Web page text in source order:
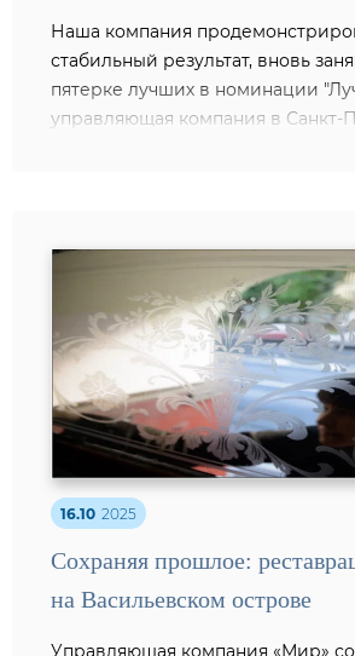
Наша компания
стабильный результат, вновь
пятерке лучших в номинации
управляющая компания в Санкт-
16.10 2025
Сохраняя прошлое:
на Васильевском острове
Управляющая компания «Мир»